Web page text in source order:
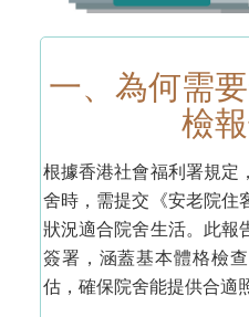
一、為何需
檢
根據香港社會福利署規定
舍時，需提交《安老院住
狀況適合院舍生活。此報
簽署，涵蓋基本體格檢
估，確保院舍能提供合適